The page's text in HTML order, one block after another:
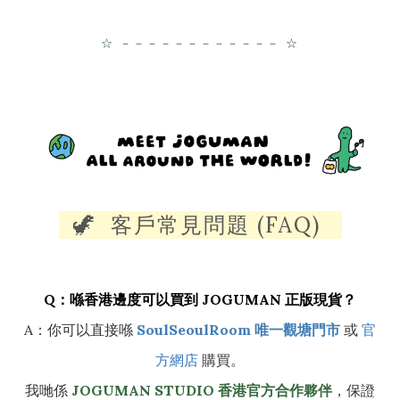
☆ －－－－－－－－－－－－ ☆
🦖 客戶常見問題 (FAQ)
Q：喺香港邊度可以買到 JOGUMAN 正版現貨？
A：你可以直接喺 SoulSeoulRoom 唯一觀塘門市 或 官
方網店 購買。
我哋係 JOGUMAN STUDIO 香港官方合作夥伴 ，保證